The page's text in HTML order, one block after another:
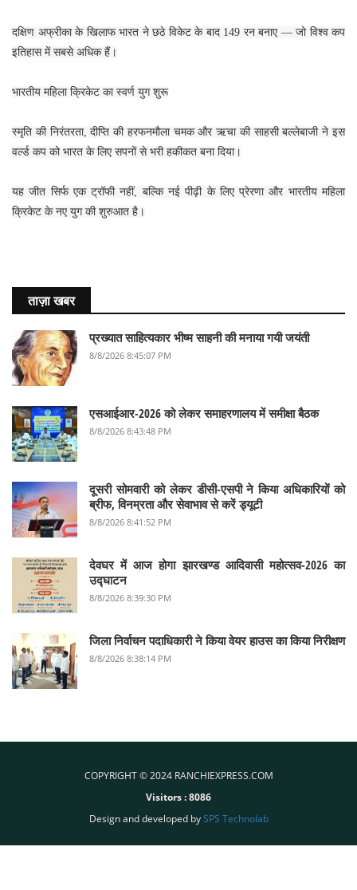
दक्षिण अफ्रीका के खिलाफ भारत ने छठे विकेट के बाद 149 रन बनाए — जो विश्व कप
इतिहास में सबसे अधिक हैं।
भारतीय महिला क्रिकेट का स्वर्ण युग शुरू
स्मृति की निरंतरता, दीप्ति की हरफनमौला चमक और ऋचा की साहसी बल्लेबाजी ने इस
वर्ल्ड कप को भारत के लिए सपनों से भरी हकीकत बना दिया।
यह जीत सिर्फ एक ट्रॉफी नहीं, बल्कि नई पीढ़ी के लिए प्रेरणा और भारतीय महिला
क्रिकेट के नए युग की शुरुआत है।
ताज़ा खबर
प्रख्यात साहित्यकार भीष्म साहनी की मनाया गयी जयंती
8/8/2026 8:45:07 PM
एसआईआर-2026 को लेकर समाहरणालय में समीक्षा बैठक
8/8/2026 8:43:48 PM
दूसरी सोमवारी को लेकर डीसी-एसपी ने किया अधिकारियों को
ब्रीफ, विनम्रता और सेवाभाव से करें ड्यूटी
8/8/2026 8:41:52 PM
देवघर में आज होगा झारखण्ड आदिवासी महोत्सव-2026 का
उद्घाटन
8/8/2026 8:39:30 PM
जिला निर्वाचन पदाधिकारी ने किया वेयर हाउस का किया निरीक्षण
8/8/2026 8:38:14 PM
COPYRIGHT © 2024 RANCHIEXPRESS.COM
Visitors :8086
Design and developed bySPS Technolab